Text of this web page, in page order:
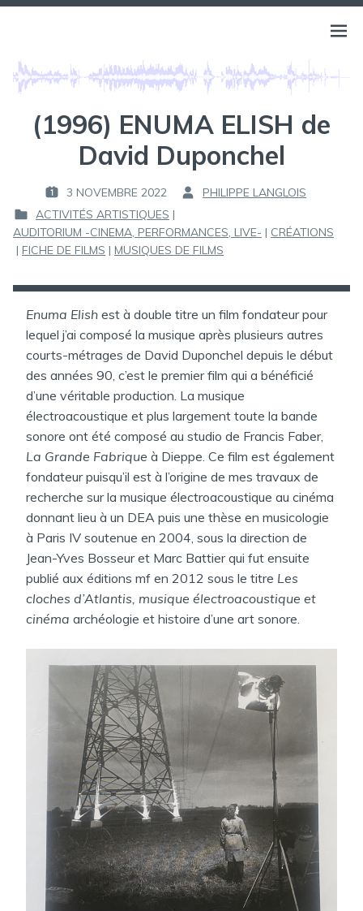
Aller
Ouvrir
menu
(1996) ENUMA ELISH de
David Duponchel
P
U
B
L
É
:
3 NOVEMBRE 2022
P
R
PHILIPPE LANGLOIS
P
U
L
ACTIVITÉS ARTISTIQUES |
AUDITORIUM -CINEMA, PERFORMANCES, LIVE- | CRÉATIONS
| FICHE DE FILMS | MUSIQUES DE FILMS
Enuma Elish est à double titre un film fondateur pour
lequel j’ai composé la musique après plusieurs autres
courts-métrages de David Duponchel depuis le début
des années 90, c’est le premier film qui a bénéficié
d’une véritable production. La musique
électroacoustique et plus largement toute la bande
sonore ont été composé au studio de Francis Faber,
La Grande Fabrique à Dieppe. Ce film est également
fondateur puisqu’il est à l’origine de mes travaux de
recherche sur la musique électroacoustique au cinéma
donnant lieu à un DEA puis une thèse en musicologie
à Paris IV soutenue en 2004, sous la direction de
Jean-Yves Bosseur et Marc Battier qui fut ensuite
publié aux éditions mf en 2012 sous le titre Les
cloches d’Atlantis, musique électroacoustique et
cinéma archéologie et histoire d’une art sonore.